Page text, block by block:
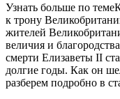
Узнать больше по
к трону
жителей
величия и
смерти Елизаветы II
долгие годы. Как он
разберем подробно в